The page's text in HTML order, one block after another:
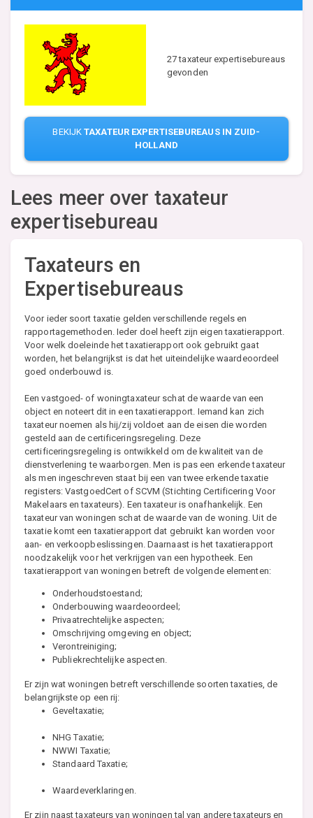
27 taxateur expertisebureaus
gevonden
BEKIJKTAXATEUR EXPERTISEBUREAUS IN ZUID-
HOLLAND
Lees meer over taxateur
expertisebureau
Taxateurs en
Expertisebureaus
Voor ieder soort taxatie gelden verschillende regels en
rapportagemethoden. Ieder doel heeft zijn eigen taxatierapport.
Voor welk doeleinde het taxatierapport ook gebruikt gaat
worden, het belangrijkst is dat het uiteindelijke waardeoordeel
goed onderbouwd is.
Een vastgoed- of woningtaxateur schat de waarde van een
object en noteert dit in een taxatierapport. Iemand kan zich
taxateur noemen als hij/zij voldoet aan de eisen die worden
gesteld aan de certificeringsregeling. Deze
certificeringsregeling is ontwikkeld om de kwaliteit van de
dienstverlening te waarborgen. Men is pas een erkende taxateur
als men ingeschreven staat bij een van twee erkende taxatie
registers: VastgoedCert of SCVM (Stichting Certificering Voor
Makelaars en taxateurs). Een taxateur is onafhankelijk. Een
taxateur van woningen schat de waarde van de woning. Uit de
taxatie komt een taxatierapport dat gebruikt kan worden voor
aan- en verkoopbeslissingen. Daarnaast is het taxatierapport
noodzakelijk voor het verkrijgen van een hypotheek. Een
taxatierapport van woningen betreft de volgende elementen:
Onderhoudstoestand;
Onderbouwing waardeoordeel;
Privaatrechtelijke aspecten;
Omschrijving omgeving en object;
Verontreiniging;
Publiekrechtelijke aspecten.
Er zijn wat woningen betreft verschillende soorten taxaties, de
belangrijkste op een rij:
Geveltaxatie;
NHG Taxatie;
NWWI Taxatie;
Standaard Taxatie;
Waardeverklaringen.
Er zijn naast taxateurs van woningen tal van andere taxateurs en